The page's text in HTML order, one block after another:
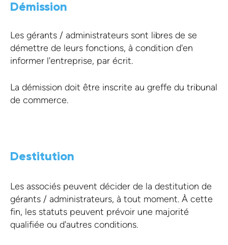
Démission
Les gérants / administrateurs sont libres de se
démettre de leurs fonctions, à condition d'en
informer l'entreprise, par écrit.
La démission doit être inscrite au greffe du tribunal
de commerce.
Destitution
Les associés peuvent décider de la destitution de
gérants / administrateurs, à tout moment. À cette
fin, les statuts peuvent prévoir une majorité
qualifiée ou d'autres conditions.